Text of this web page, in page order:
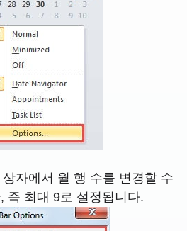
자에서 월 행 수를 변경할 수
즉 최대 9로 설정됩니다.